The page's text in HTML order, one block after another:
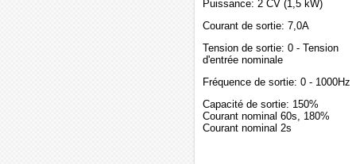
Puissance: 2 CV (1,5 kW)
Courant de sortie: 7,0A
Tension de sortie: 0 - Tension
d'entrée nominale
Fréquence de sortie: 0 - 1000Hz
Capacité de sortie: 150%
Courant nominal 60s, 180%
Courant nominal 2s